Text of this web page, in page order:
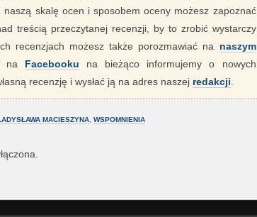
skalę ocen i sposobem oceny możesz zapoznać
treścią przeczytanej recenzji, by to zrobić wystarczy
recenzjach możesz także porozmawiać na naszym
na Facebooku na bieżąco informujemy o nowych
recenzję i wysłać ją na adres naszej redakcji.
MACIESZYNA, WSPOMNIENIA